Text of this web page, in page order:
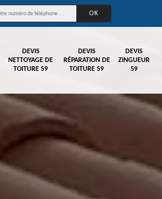
DEVIS
NETTOYAGE DE
TOITURE 59
DEVIS
RÉPARATION DE
TOITURE 59
DEVIS
ZINGUEUR
59